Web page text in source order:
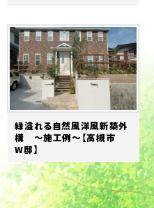
緑溢れる自然風洋風新築外
構 ～施工例～【高槻市
W邸】